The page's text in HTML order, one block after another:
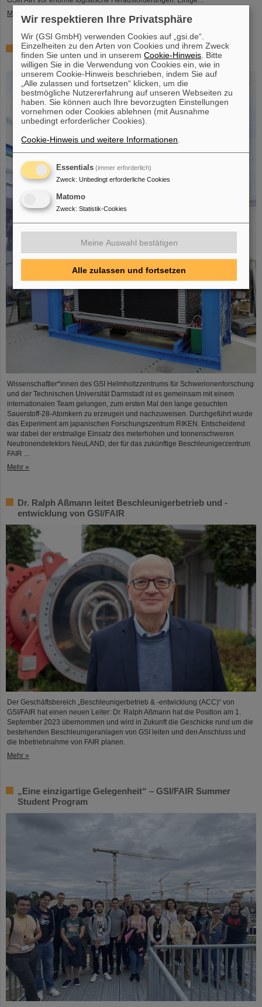
Mehr »
Erfolgreiches Experiment mit FAIR-Detektor in Japan –
Erstmalige Messung des Kerns Sauerstoff-28
Wissenschaftler*innen des GSI Helmholtzzentrums für Schwerionenforschung
und der Technischen Universität Darmstadt ist es gemeinsam mit einem
internationalen Team gelungen, zum ersten Mal den lange gesuchten
Sauerstoff-28-Atomkern zu erzeugen und nachzuweisen. Durchgeführt wurde
das Experiment am japanischen Forschungszentrum RIKEN. Entscheidend
war dabei der erstmalige Einsatz des meterhohen und tonnenschweren
Neutronendetektors NeuLAND, der für das zukünftige Beschleunigerzentrum
FAIR ...
Mehr »
Dr. Ralph Aßmann leitet Beschleunigerbetrieb und -
entwicklung von GSI/FAIR
Der Geschäftsbereich „Beschleunigerbetrieb & -entwicklung (ACC)“ von
GSI/FAIR hat einen neuen Leiter: Dr. Ralph Aßmann hat die Position am 1.
September 2023 übernommen und wird in Zukunft die Geschicke rund um die
bestehenden Beschleunigeranlagen von GSI leiten und den Anschluss und
die Inbetriebnahme von FAIR planen.
Mehr »
„Eine einzigartige Gelegenheit“ – GSI/FAIR Summer
Student Program
Wir respektieren Ihre Privatsphäre
Wir (GSI GmbH) verwenden Cookies auf „gsi.de“.
Einzelheiten zu den Arten von Cookies und ihrem Zweck
finden Sie unten und in unseremCookie-Hinweis . Bitte
willigen Sie in die Verwendung von Cookies ein, wie in
unserem Cookie-Hinweis beschrieben, indem Sie auf
„Alle zulassen und fortsetzen“ klicken, um die
bestmögliche Nutzererfahrung auf unseren Webseiten zu
haben. Sie können auch Ihre bevorzugten Einstellungen
vornehmen oder Cookies ablehnen (mit Ausnahme
unbedingt erforderlicher Cookies).
Cookie-Hinweis und weitere Informationen
Essentials (immer erforderlich)
Zweck: Unbedingt erforderliche Cookies
Matomo
Zweck: Statistik-Cookies
Meine Auswahl bestätigen
Alle zulassen und fortsetzen